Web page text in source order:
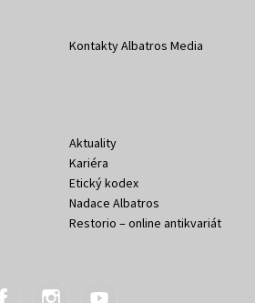
Kontakty Albatros Media
Aktuality
Kariéra
Etický kodex
Nadace Albatros
Restorio – online antikvariát